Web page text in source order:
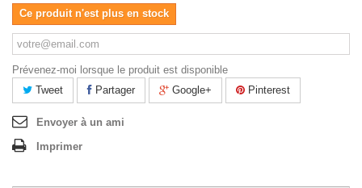
Ce produit n'est plus en stock
Prévenez-moi lorsque le produit est disponible
Tweet
Partager Google+ Pinterest
Envoyer à un ami
Imprimer